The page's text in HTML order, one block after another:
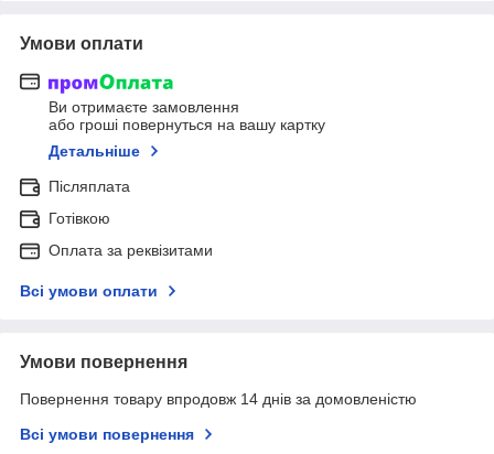
Умови оплати
Ви отримаєте замовлення
або гроші повернуться на вашу картку
Детальніше
Післяплата
Готівкою
Оплата за реквізитами
Всі умови оплати
Умови повернення
Повернення товару впродовж 14 днів за домовленістю
Всі умови повернення